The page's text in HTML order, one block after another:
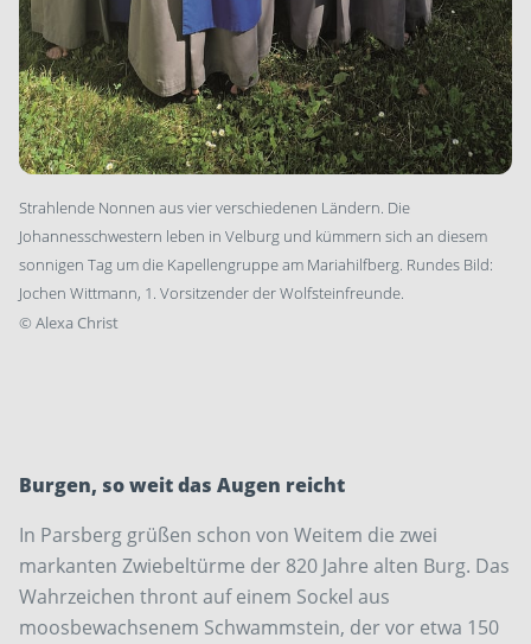
Strahlende ­Nonnen aus vier verschiedenen Ländern. Die
Johannesschwestern leben in Velburg und kümmern sich an diesem
sonnigen Tag um die Kapellengruppe am Mariahilfberg. Rundes Bild:
Jochen ­Wittmann, 1. Vorsitzender der Wolfsteinfreunde.
© Alexa Christ
Burgen, so weit das Augen reicht
In Parsberg grüßen schon von Weitem die zwei
markanten Zwiebeltürme der 820 Jahre alten Burg. Das
Wahrzeichen thront auf einem Sockel aus
moosbewachsenem Schwammstein, der vor etwa 150